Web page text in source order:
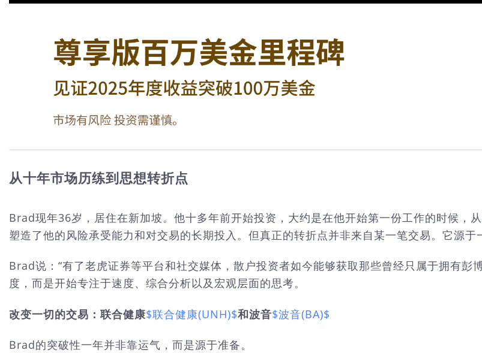
从十年市场历练到思想转折点
Brad现年36岁，居住在新加坡。他十多年前开始投资，大约是在他开始第一份工作的时候，
塑造了他的风险承受能力和对交易的长期投入。但真正的转折点并非来自某一笔交易。它源于
Brad说：“有了老虎证券等平台和社交媒体，散户投资者如今能够获取那些曾经只属于拥有彭
度，而是开始专注于速度、综合分析以及宏观层面的思考。
改变一切的交易：联合健康$联合健康(UNH)$和波音$波音(BA)$
Brad的突破性一年并非靠运气，而是源于准备。